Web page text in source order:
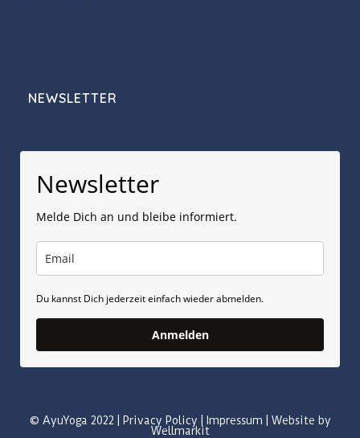
NEWSLETTER
Newsletter
Melde Dich an und bleibe informiert.
Du kannst Dich jederzeit einfach wieder abmelden.
Anmelden
© AyuYoga 2022 | Privacy Policy Impressum
Website by
Wellmarkit